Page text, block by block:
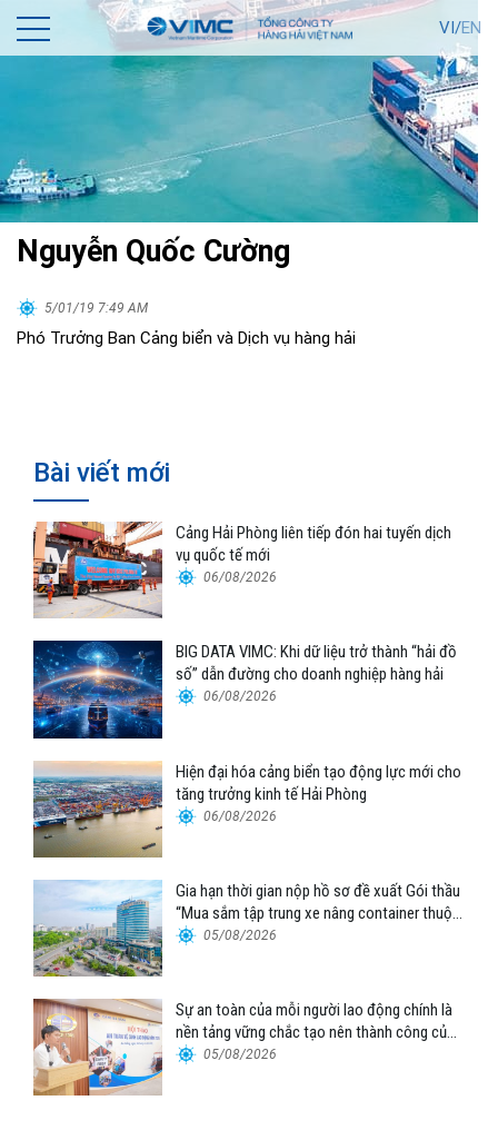
VI/EN
Nguyễn Quốc Cường
5/01/19 7:49 AM
Phó Trưởng Ban Cảng biển và Dịch vụ hàng hải
Bài viết mới
Cảng Hải Phòng liên tiếp đón hai tuyến dịch
vụ quốc tế mới
06/08/2026
BIG DATA VIMC: Khi dữ liệu trở thành “hải đồ
số” dẫn đường cho doanh nghiệp hàng hải
06/08/2026
Hiện đại hóa cảng biển tạo động lực mới cho
tăng trưởng kinh tế Hải Phòng
06/08/2026
Gia hạn thời gian nộp hồ sơ đề xuất Gói thầu
“Mua sắm tập trung xe nâng container thuộc
Tổng công ty Hàng hải Việt Nam – CTCP”
05/08/2026
Sự an toàn của mỗi người lao động chính là
nền tảng vững chắc tạo nên thành công của
Cảng Đà Nẵng
05/08/2026